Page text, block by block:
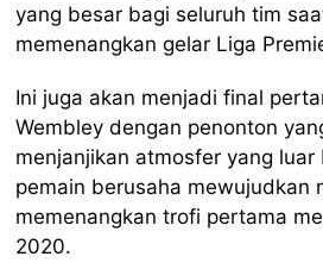
yang besar bagi seluruh tim
memenangkan gelar Liga
Ini juga akan menjadi final
Wembley dengan penonton
menjanjikan atmosfer yang luar
pemain berusaha mewujudkan
memenangkan trofi pertama
2020.